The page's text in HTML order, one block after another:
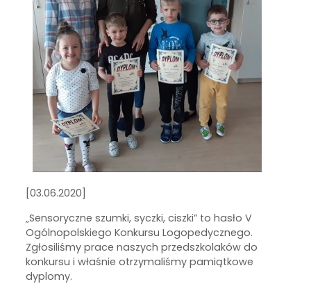
[03.06.2020]
„Sensoryczne szumki, syczki, ciszki” to hasło V
Ogólnopolskiego Konkursu Logopedycznego.
Zgłosiliśmy prace naszych przedszkolaków do
konkursu i właśnie otrzymaliśmy pamiątkowe
dyplomy.